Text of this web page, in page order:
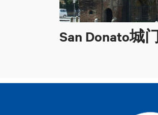
San Donato城门